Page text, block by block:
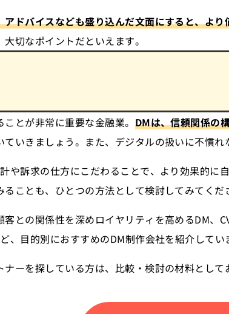
アドバイスなども盛り込んだ文面にすると、よ
切なポイントだといえます。
とが非常に重要な金融業。 DMは、信頼関係の
いきましょう。また、デジタルの扱いに不慣
や訴求の仕方にこだわることで、より効果的
ことも、ひとつの方法として検討してみてくだ
客との関係性を深めロイヤリティを高めるDM、
、目的別におすすめのDM制作会社を紹介してい
ナーを探している方は、比較・検討の材料として